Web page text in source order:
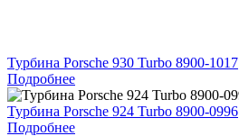
Турбина Porsche 930 Turbo 8900-1017
Подробнее
Турбина Porsche 924 Turbo 8900-0996
Подробнее